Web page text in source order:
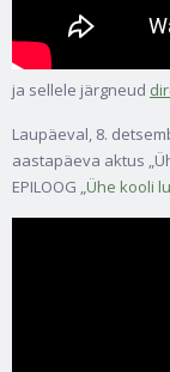
ja sellele järgneud
Laupäeval, 8.
aastapäeva aktus
EPILOOG „Ühe kooli